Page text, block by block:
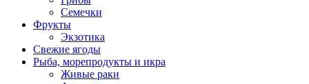
Семечки
Фрукты
Экзотика
Свежие ягоды
Рыба, морепродукты и икра
Живые раки